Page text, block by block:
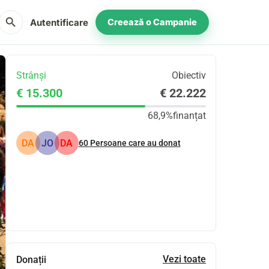
search Autentificare Creează o Campanie
Strânși Obiectiv
€ 15.300 € 22.222
68,9%finanțat
DA JO DA 60 Persoane care au donat
Donații Vezi toate